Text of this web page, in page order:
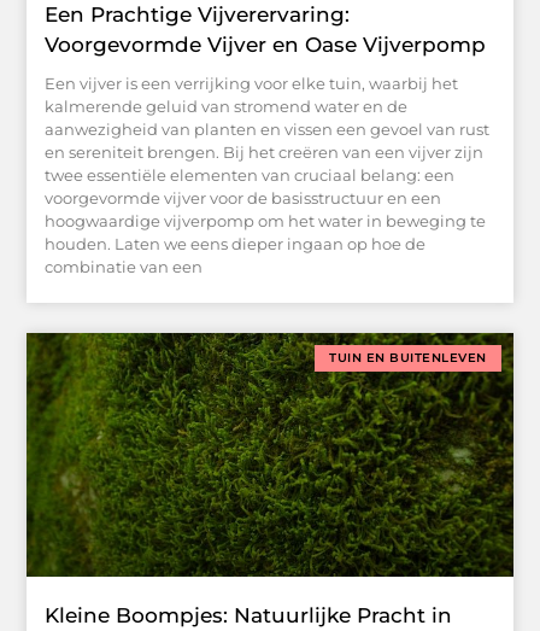
Een Prachtige Vijverervaring:
Voorgevormde Vijver en Oase Vijverpomp
Een vijver is een verrijking voor elke tuin, waarbij het
kalmerende geluid van stromend water en de
aanwezigheid van planten en vissen een gevoel van rust
en sereniteit brengen. Bij het creëren van een vijver zijn
twee essentiële elementen van cruciaal belang: een
voorgevormde vijver voor de basisstructuur en een
hoogwaardige vijverpomp om het water in beweging te
houden. Laten we eens dieper ingaan op hoe de
combinatie van een
TUIN EN BUITENLEVEN
Kleine Boompjes: Natuurlijke Pracht in